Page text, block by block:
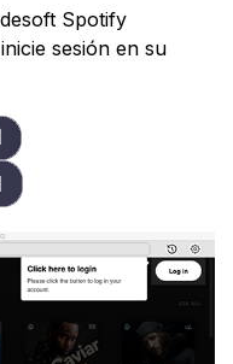
Spotify
sesión en su